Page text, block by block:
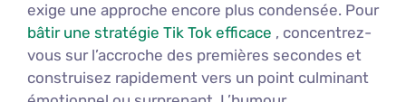
exige une approche encore plus condensée. Pour
bâtir une stratégie Tik Tok efficace , concentrez-
vous sur l’accroche des premières secondes et
construisez rapidement vers un point culminant